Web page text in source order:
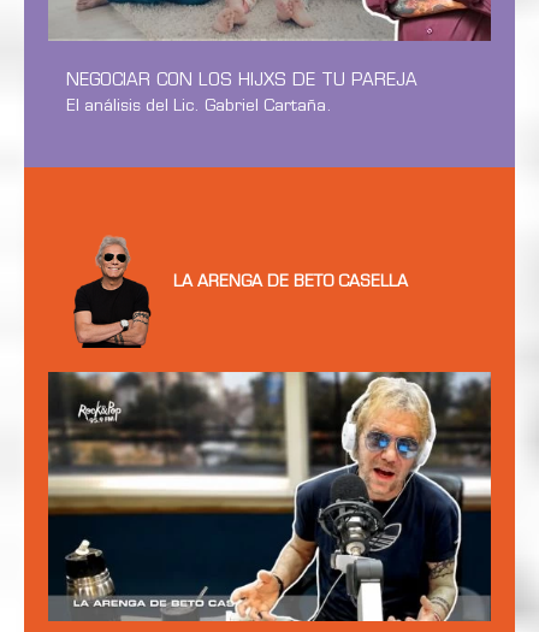
NEGOCIAR CON LOS HIJXS DE TU PAREJA
El análisis del Lic. Gabriel Cartaña.
LA ARENGA DE BETO CASELLA